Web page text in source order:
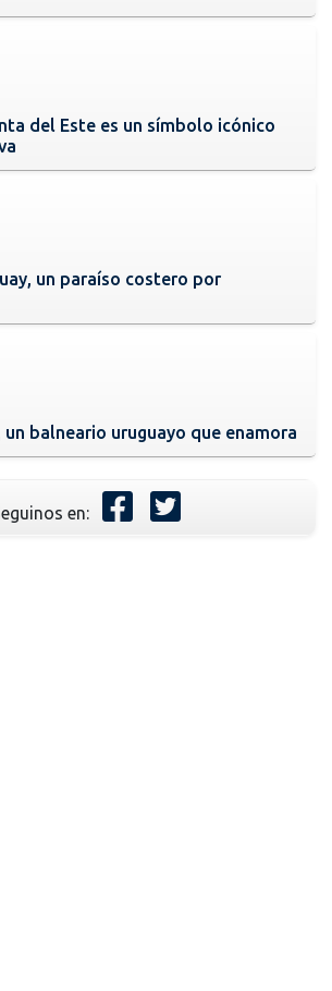
del Este es un símbolo icónico
un paraíso costero por
un balneario uruguayo que enamora
en: